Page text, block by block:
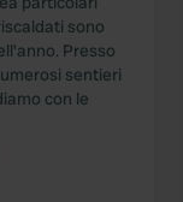
of our site with
partners who
you’ve
from your use
sono
Presso
sentieri
con le